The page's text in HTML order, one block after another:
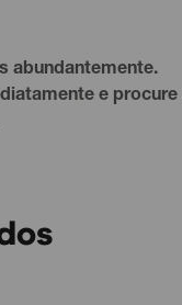
abundantemente.
e